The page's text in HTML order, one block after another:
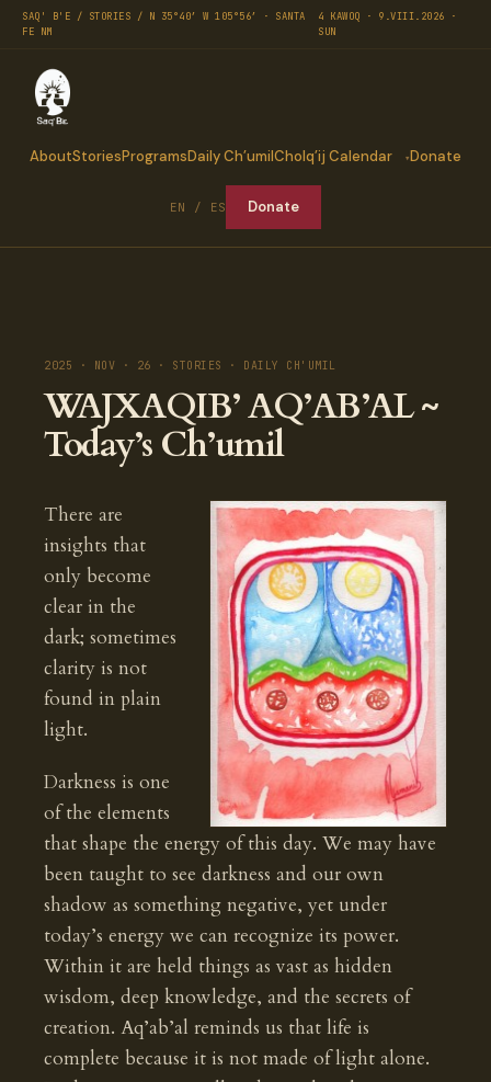
SAQ' B'E / STORIES / N 35°40′ W 105°56′ · SANTA
FE NM
4 KAWOQ · 9.VIII.2026 ·
SUN
AboutStoriesProgramsDaily Ch’umilCholq’ij Calendar Donate
EN / ES Donate
2025 · NOV · 26 · STORIES · DAILY CH'UMIL
WAJXAQIB’ AQ’AB’AL ~
Today’s Ch’umil
There are
insights that
only become
clear in the
dark; sometimes
clarity is not
found in plain
light.
Darkness is one
of the elements
that shape the energy of this day. We may have
been taught to see darkness and our own
shadow as something negative, yet under
today’s energy we can recognize its power.
Within it are held things as vast as hidden
wisdom, deep knowledge, and the secrets of
creation. Aq’ab’al reminds us that life is
complete because it is not made of light alone.